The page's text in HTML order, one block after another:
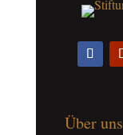
Über uns